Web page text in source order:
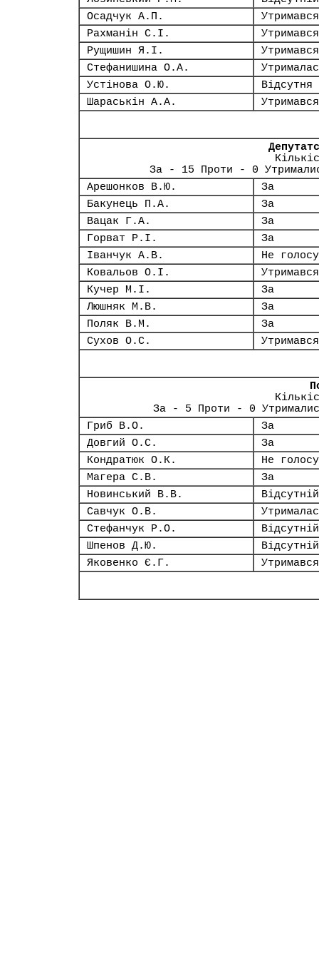
Осадчук А.П.
Утримався
Рахманін С.І.
Утримався
Рущишин Я.І.
Утримався
Стефанишина О.А.
Устінова О.Ю.
Відсутня
Шараськін А.А.
Утримався
За - 15 Проти - 0
Арешонков В.Ю.
За
Бакунець П.А.
За
Вацак Г.А.
За
Горват Р.І.
За
Іванчук А.В.
Не
Ковальов О.І.
Утримався
Кучер М.І.
За
Люшняк М.В.
За
Поляк В.М.
За
Сухов О.С.
Утримався
За - 5 Проти - 0
Гриб В.О.
За
Довгий О.С.
За
Кондратюк О.К.
Не
Магера С.В.
За
Новинський В.В.
Відсутній
Савчук О.В.
Стефанчук Р.О.
Відсутній
Шпенов Д.Ю.
Відсутній
Яковенко Є.Г.
Утримався